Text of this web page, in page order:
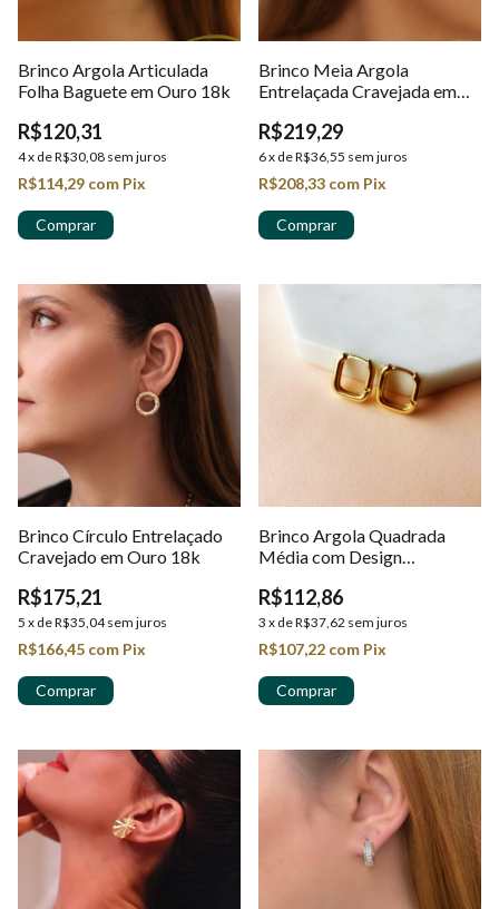
Brinco Argola Articulada
Folha Baguete em Ouro 18k
R$120,31
4x deR$30,08 sem juros
R$114,29 com Pix
Brinco Meia Argola
Entrelaçada Cravejada em
R$219,29
6x deR$36,55 sem juros
R$208,33 com Pix
Brinco Círculo Entrelaçado
Cravejado em Ouro 18k
R$175,21
5 x deR$35,04 sem juros
R$166,45 com Pix
Brinco Argola Quadrada
Média com Design
R$112,86
3 x deR$37,62 sem juros
R$107,22 com Pix